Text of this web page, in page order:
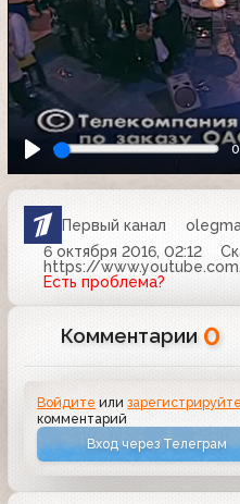
Первый канал
6 октября 2016, 02:12
https://
Есть проблема?
Комментарии 0
Войдите или
комментарий
Вход через Телеграм